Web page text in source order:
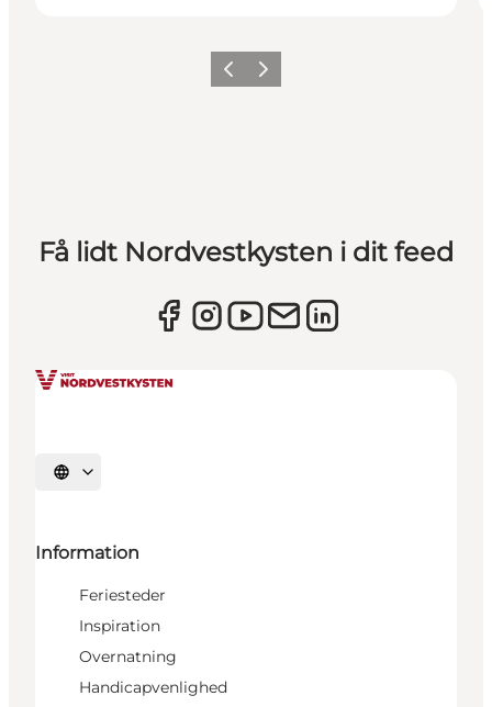
ForrigeNæste
Få lidt Nordvestkysten i dit feed
Vælg sprog
Information
Feriesteder
Inspiration
Overnatning
Handicapvenlighed